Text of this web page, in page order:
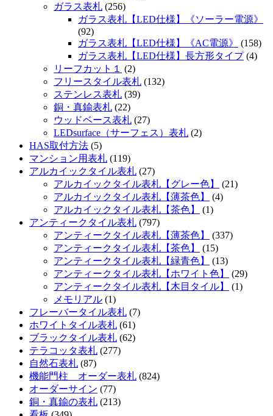
ガラス表札 (256)
ガラス表札【LED仕様】《ソーラー電源》
(92)
ガラス表札【LED仕様】《AC電源》
(158)
ガラス表札【LED仕様】長方形タイプ(4)
リーフカット１
(2)
フリースタイル表札 (132)
ステンレス表札 (39)
銅・真鍮表札 (22)
ウッドベース表札 (27)
LEDsurface（サーフェス）表札 (2)
HAS取付方法 (5)
マンション用表札 (119)
アルカイックタイル表札 (27)
アルカイックタイル表札【グレー色】
(21)
アルカイックタイル表札【薄茶色】
(4)
アルカイックタイル表札【茶色】
(1)
アンティークタイル表札 (797)
アンティークタイル表札【薄茶色】
(337)
アンティークタイル表札【茶色】
(15)
アンティークタイル表札【緑青色】
(13)
アンティークタイル表札【ホワイト色】
(29)
アンティークタイル表札【木目タイル】
(1)
メモリアル (1)
フレーバータイル表札 (7)
ホワイトタイル表札 (61)
ブラックタイル表札 (62)
テラコッタ表札 (277)
自然石表札 (87)
機能門柱 オーダー表札 (824)
オーダーサイン (77)
銅・真鍮の表札 (213)